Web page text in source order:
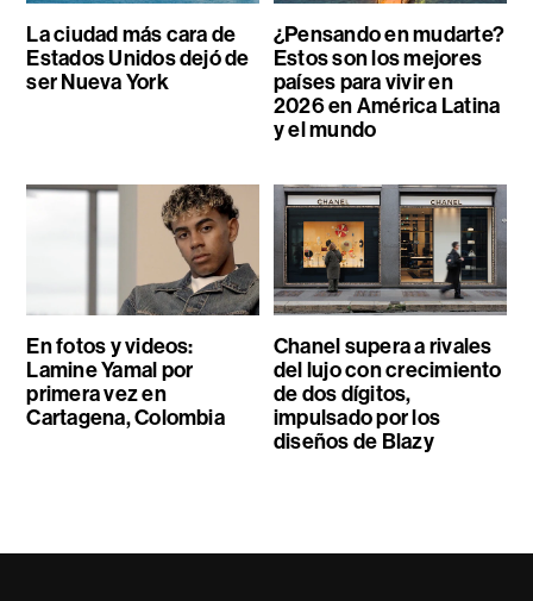
La ciudad más cara de
Estados Unidos dejó de
ser Nueva York
¿Pensando en mudarte?
Estos son los mejores
países para vivir en
2026 en América Latina
y el mundo
En fotos y videos:
Lamine Yamal por
primera vez en
Cartagena, Colombia
Chanel supera a rivales
del lujo con crecimiento
de dos dígitos,
impulsado por los
diseños de Blazy